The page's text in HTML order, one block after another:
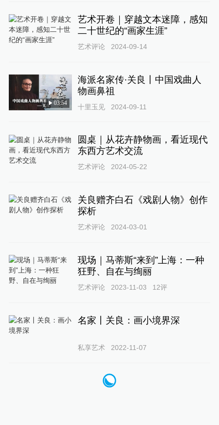
艺术开卷｜穿越文本迷障，感知
二十世纪的“画家生涯”
艺术评论 2024-09-14
03:54
海派名家传·关良丨中国戏曲人
物画鼻祖
十里玉见 2024-09-11
圆桌｜从花卉静物画，看近现代
东西方艺术交流
艺术评论 2024-05-22
关良赠齐白石《戏剧人物》创作
探析
艺术评论 2024-03-01
现场｜马蒂斯“来到”上海：一种
狂野、自在与绚丽
艺术评论 2023-11-03 12评
名家丨关良：画小境界深
私享艺术 2022-11-07